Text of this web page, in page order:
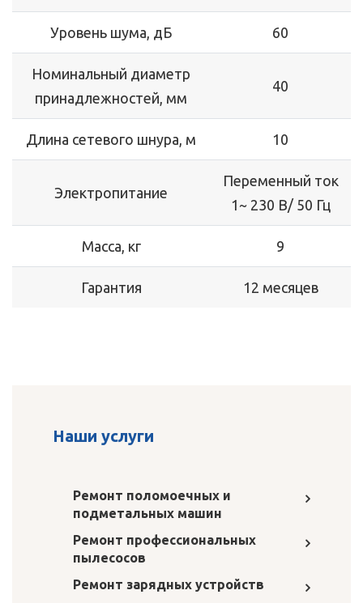
Уровень шума, дБ 60
Номинальный диаметр
принадлежностей, мм
40
Длина сетевого шнура, м 10
Электропитание
Переменный ток
1~ 230 В/ 50 Гц
Масса, кг 9
Гарантия 12 месяцев
Наши услуги
Ремонт поломоечных и
подметальных машин
Ремонт профессиональных
пылесосов
Ремонт зарядных устройств